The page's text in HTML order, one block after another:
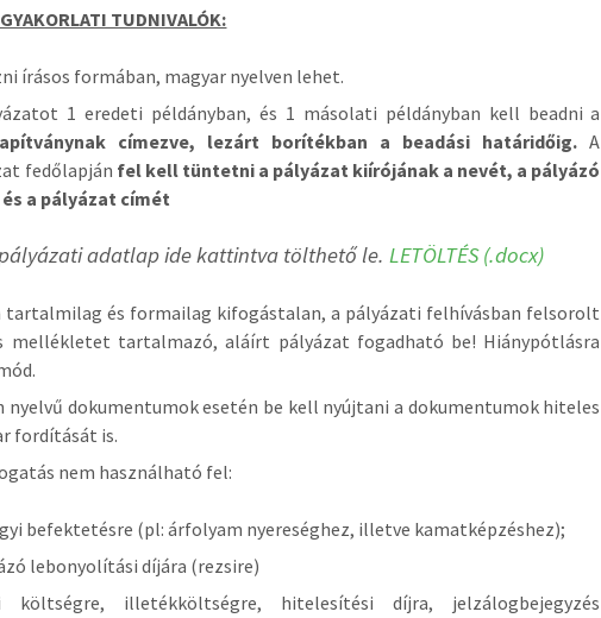
TUDNIVALÓK:
írásos formában, magyar nyelven lehet.
1 eredeti példányban, és 1 másolati példányban kell beadni a
címezve, lezárt borítékban a beadási határidőig. A
fedőlapján fel kell tüntetni a pályázat kiírójának a nevét, a pályázó
a pályázat címét
adatlap ide kattintva tölthető le.LETÖLTÉS (.docx)
tartalmilag és formailag kifogástalan, a pályázati felhívásban felsorolt
mellékletet tartalmazó, aláírt pályázat fogadható be! Hiánypótlásra
nyelvű dokumentumok esetén be kell nyújtani a dokumentumok hiteles
fordítását is.
nem használható fel:
befektetésre (pl: árfolyam nyereséghez, illetve kamatképzéshez);
lebonyolítási díjára (rezsire)
költségre, illetékköltségre, hitelesítési díjra, jelzálogbejegyzés